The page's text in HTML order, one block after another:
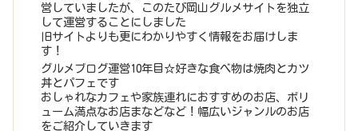
営していましたが、このたび岡山グルメサイトを独立
して運営することにしました
旧サイトよりも更にわかりやすく情報をお届けしま
す！
グルメブログ運営10年目☆好きな食べ物は焼肉とカツ
丼とパフェです
おしゃれなカフェや家族連れにおすすめのお店、ボリ
ューム満点なお店まなどなど！幅広いジャンルのお店
をご紹介していきます